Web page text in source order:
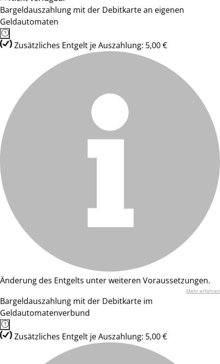
Bargeldauszahlung mit der Debitkarte an eigenen
Geldautomaten
Zusätzliches Entgelt je Auszahlung: 5,00 €
Änderung des Entgelts unter weiteren Voraussetzungen.
Mehr erfahren
Bargeldauszahlung mit der Debitkarte im
Geldautomatenverbund
Zusätzliches Entgelt je Auszahlung: 5,00 €